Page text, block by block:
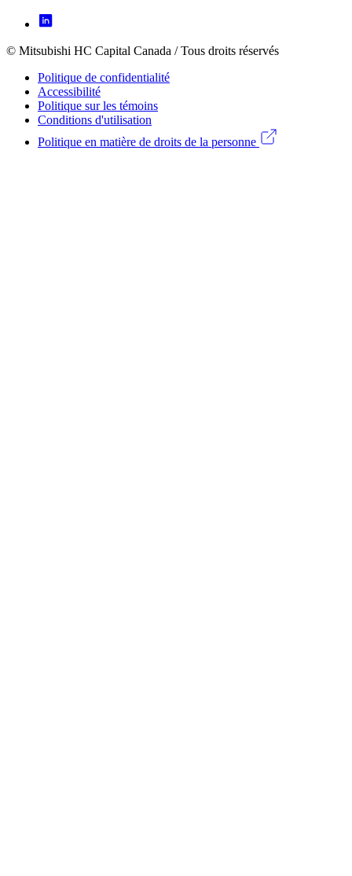
Footer
Icon
menu
(CA)
Footer
Legal
menu
(CA)
© Mitsubishi HC Capital Canada / Tous droits réservés
Politique de confidentialité
Accessibilité
Politique sur les témoins
Conditions d'utilisation
Politique en matière de droits de la personne